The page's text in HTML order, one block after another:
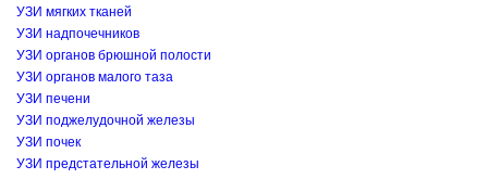
УЗИ мягких тканей
УЗИ надпочечников
УЗИ органов брюшной полости
УЗИ органов малого таза
УЗИ печени
УЗИ поджелудочной железы
УЗИ почек
УЗИ предстательной железы